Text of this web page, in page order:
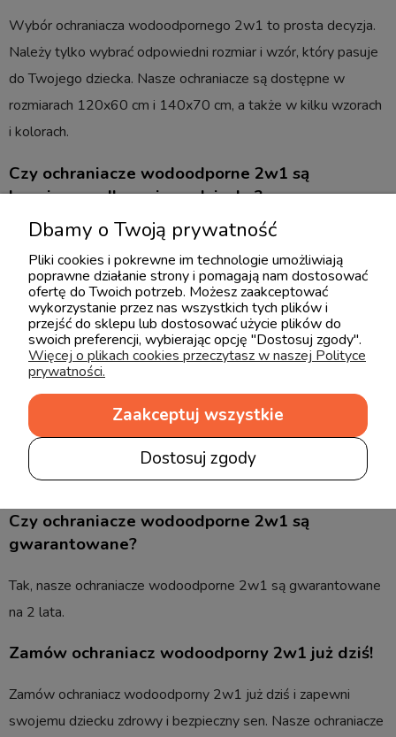
Wybór ochraniacza wodoodpornego 2w1 to prosta decyzja.
Należy tylko wybrać odpowiedni rozmiar i wzór, który pasuje
do Twojego dziecka. Nasze ochraniacze są dostępne w
rozmiarach 120x60 cm i 140x70 cm, a także w kilku wzorach
i kolorach.
Czy ochraniacze wodoodporne 2w1 są
bezpieczne dla mojego dziecka?
Tak, nasze ochraniacze wodoodporne 2w1 są bezpieczne dla
Twojego dziecka. Są wykonane z 100% mięsistej bawełny i
paroprzepuszczalnej, wodoodpornej membrany, która
wspomaga codzienną pielęgnację niemowlaka i wspiera okres
przejściowy oduczania od pieluszek.
Jak pielęgnować ochraniacz wodoodporny 2w1?
Pielęgnacja ochraniacza wodoodpornego 2w1 jest prosta.
Można go prać delikatnie w temperaturze do 60°C, a także
suszyć w suszarce lub na powietrzu.
Czy ochraniacze wodoodporne 2w1 są
gwarantowane?
Tak, nasze ochraniacze wodoodporne 2w1 są gwarantowane
na 2 lata.
Zamów ochraniacz wodoodporny 2w1 już dziś!
Zamów ochraniacz wodoodporny 2w1 już dziś i zapewni
swojemu dziecku zdrowy i bezpieczny sen. Nasze ochraniacze
Dbamy o Twoją prywatność
Pliki cookies i pokrewne im technologie umożliwiają
poprawne działanie strony i pomagają nam dostosować
ofertę do Twoich potrzeb. Możesz zaakceptować
wykorzystanie przez nas wszystkich tych plików i
przejść do sklepu lub dostosować użycie plików do
swoich preferencji, wybierając opcję "Dostosuj zgody".
Więcej o plikach cookies przeczytasz w naszej Polityce
prywatności.
Dostosuj zgody
Zaakceptuj wszystkie